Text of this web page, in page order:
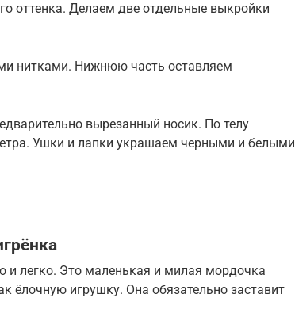
оттенка. Делаем две отдельные выкройки
нитками. Нижнюю часть оставляем
вырезанный носик. По телу
Ушки и лапки украшаем черными и белыми
и легко. Это маленькая и милая мордочка
ёлочную игрушку. Она обязательно заставит